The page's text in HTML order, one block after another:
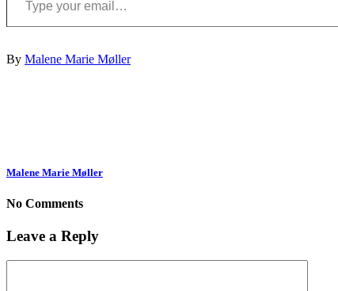
By Malene Marie Møller
Malene Marie Møller
No Comments
Leave a Reply